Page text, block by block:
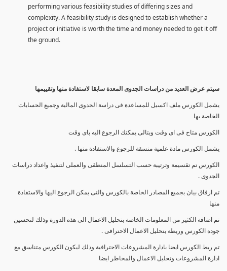
performing various feasibility studies of differing sizes and
complexity. A feasibility study is designed to establish whether a
project or initiative is worth the time and money needed to get it off
the ground.
سيتم عرض العديد من دراسات الجدوى المعدة سابقا لاستفادة منها وتقييمها
يشمل الكورس ملف اكسيل للمساعدة فى دراسة الجدوى المالية وجميع الحسابات
الخاصة بها
الكورس متاح فى اى وقت وبتالى يمكنك الرجوع اليه باى وقت
يشمل الكورس مادة علمية منسقة للرجوع والاستفادة منها .
الكورس تم تقسيمة وترتيبة حسب التسلسل المنطقى والعملى لتنفيذ واعداد دراسات
الجدوى .
تم ارفاق بيان بجميع المصادر الخاصة بالكورس والتى يمكن الرجوع اليها والاستفادة
منها
تم اضافة الكثير من المعلومات الخاصة بتحليل الاعمال الى هذه الدورة وذلك لتحسين
جودة الكورس وربطة بتحليل الاعمال الاحترافى .
تم ربط الكورس ايضا بادارة المشروعات الاحترافية وذلك ليكون الكورس متناسق مع
ادارة المشروعات وتحليل الاعمال والمخاطر ايضا